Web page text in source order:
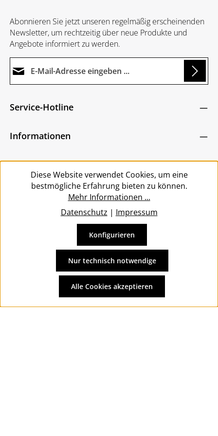
Abonnieren Sie jetzt unseren regelmäßig erscheinenden
Newsletter, um rechtzeitig über neue Produkte und
Angebote informiert zu werden.
Ich habe dieDatenschutzbestimmungen
bin mit ihnen einverstanden.
Zeichen ein*
Die mit einem Stern (*) markierten Felder sind
Service-Hotline
Informationen
Service
Vertrag widerrufen
und ggf. Nachnahmegebühren, wenn nicht anders
angegeben.
Diese Website verwendet Cookies, um eine
bestmögliche Erfahrung bieten zu können.
Mehr Informationen ...
Datenschutz | Impressum
Nur technisch notwendige
Konfigurieren
Alle Cookies akzeptieren